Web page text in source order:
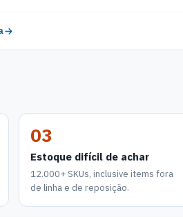
03
Estoque difícil de achar
12.000+ SKUs, inclusive items fora
de linha e de reposição.